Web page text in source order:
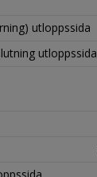
utloppssida
utloppssida